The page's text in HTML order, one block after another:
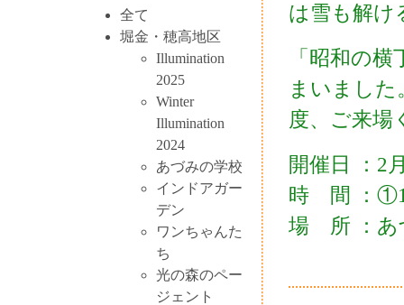
全て
堀金・穂高地区
Illumination
2025
Winter
Illumination
2024
あづみの学校
インドアガー
デン
ワンちゃんた
ち
光の森のペー
ジェント
は雪も解け
「昭和の
まいまし
度、ご来場
開催日 ：2
時 間 ：
場 所 ：あ